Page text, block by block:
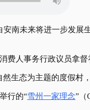
安南未来将进一步发
费人事务行政议员拿
然生态为主题的度假村
行的“雪州一家理念”（